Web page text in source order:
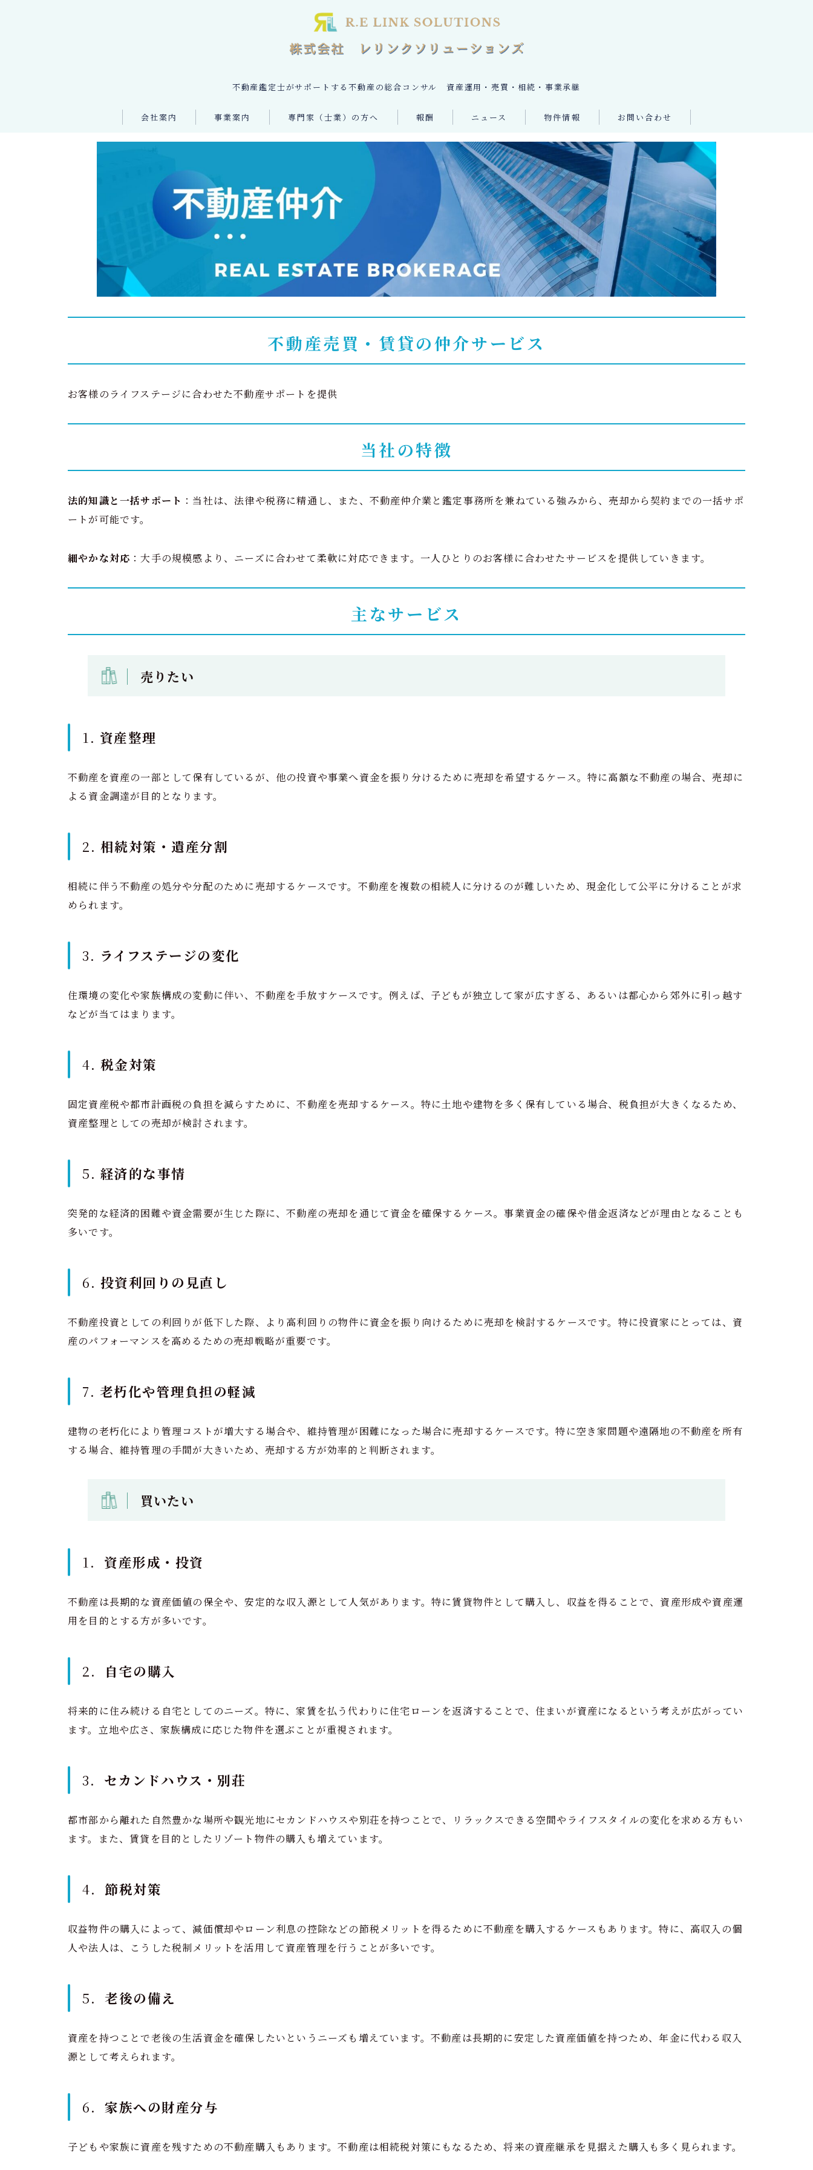
不動産鑑定士がサポートする不動産の総合コンサル 資産運用・売買・相続・事業承継
会社案内
会社理念
活動実績
会社所在地
事業案内
不動産仲介
不動産鑑定
専門家（士業）の方へ
専門家（士業）の方 TOP
不動産鑑定
資産コンサルティング
アドバイザリー契約
報酬 ニュース 物件情報 お問い合わせ
不動産売買・賃貸の仲介サービス
お客様のライフステージに合わせた不動産サポートを提供
当社の特徴
法的知識と一括サポート ：当社は、法律や税務に精通し、また、不動産仲介業と鑑定事務所を兼ねている強みから、売却から契約までの一括サポ
ートが可能です。
細やかな対応 ：大手の規模感より、ニーズに合わせて柔軟に対応できます。一人ひとりのお客様に合わせたサービスを提供していきます。
主なサービス
売りたい
1. 資産整理
不動産を資産の一部として保有しているが、他の投資や事業へ資金を振り分けるために売却を希望するケース。特に高額な不動産の場合、売却に
よる資金調達が目的となります。
2. 相続対策・遺産分割
相続に伴う不動産の処分や分配のために売却するケースです。不動産を複数の相続人に分けるのが難しいため、現金化して公平に分けることが求
められます。
3. ライフステージの変化
住環境の変化や家族構成の変動に伴い、不動産を手放すケースです。例えば、子どもが独立して家が広すぎる、あるいは都心から郊外に引っ越す
などが当てはまります。
4. 税金対策
固定資産税や都市計画税の負担を減らすために、不動産を売却するケース。特に土地や建物を多く保有している場合、税負担が大きくなるため、
資産整理としての売却が検討されます。
5. 経済的な事情
突発的な経済的困難や資金需要が生じた際に、不動産の売却を通じて資金を確保するケース。事業資金の確保や借金返済などが理由となることも
多いです。
6. 投資利回りの見直し
不動産投資としての利回りが低下した際、より高利回りの物件に資金を振り向けるために売却を検討するケースです。特に投資家にとっては、資
産のパフォーマンスを高めるための売却戦略が重要です。
7. 老朽化や管理負担の軽減
建物の老朽化により管理コストが増大する場合や、維持管理が困難になった場合に売却するケースです。特に空き家問題や遠隔地の不動産を所有
する場合、維持管理の手間が大きいため、売却する方が効率的と判断されます。
買いたい
1． 資産形成・投資
不動産は長期的な資産価値の保全や、安定的な収入源として人気があります。特に賃貸物件として購入し、収益を得ることで、資産形成や資産運
用を目的とする方が多いです。
2． 自宅の購入
将来的に住み続ける自宅としてのニーズ。特に、家賃を払う代わりに住宅ローンを返済することで、住まいが資産になるという考えが広がってい
ます。立地や広さ、家族構成に応じた物件を選ぶことが重視されます。
3． セカンドハウス・別荘
都市部から離れた自然豊かな場所や観光地にセカンドハウスや別荘を持つことで、リラックスできる空間やライフスタイルの変化を求める方もい
ます。また、賃貸を目的としたリゾート物件の購入も増えています。
4． 節税対策
収益物件の購入によって、減価償却やローン利息の控除などの節税メリットを得るために不動産を購入するケースもあります。特に、高収入の個
人や法人は、こうした税制メリットを活用して資産管理を行うことが多いです。
5． 老後の備え
資産を持つことで老後の生活資金を確保したいというニーズも増えています。不動産は長期的に安定した資産価値を持つため、年金に代わる収入
源として考えられます。
6． 家族への財産分与
子どもや家族に資産を残すための不動産購入もあります。不動産は相続税対策にもなるため、将来の資産継承を見据えた購入も多く見られます。